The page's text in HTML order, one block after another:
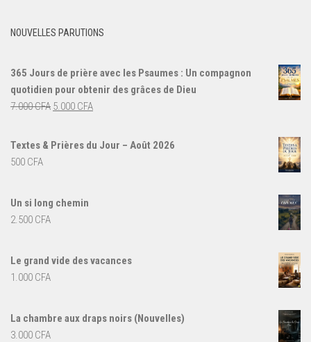
NOUVELLES PARUTIONS
365 Jours de prière avec les Psaumes : Un compagnon
quotidien pour obtenir des grâces de Dieu
7.000CFA Le
initial
5.000 CFA
actuel
Textes & Prières du Jour – Août 2026
500 CFA
Un si long chemin
2.500 CFA
Le grand vide des vacances
1.000 CFA
La chambre aux draps noirs (Nouvelles)
3.000 CFA